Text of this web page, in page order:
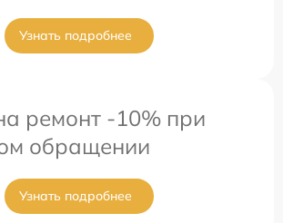
Узнать подробнее
ремонт -10% при
обращении
Узнать подробнее